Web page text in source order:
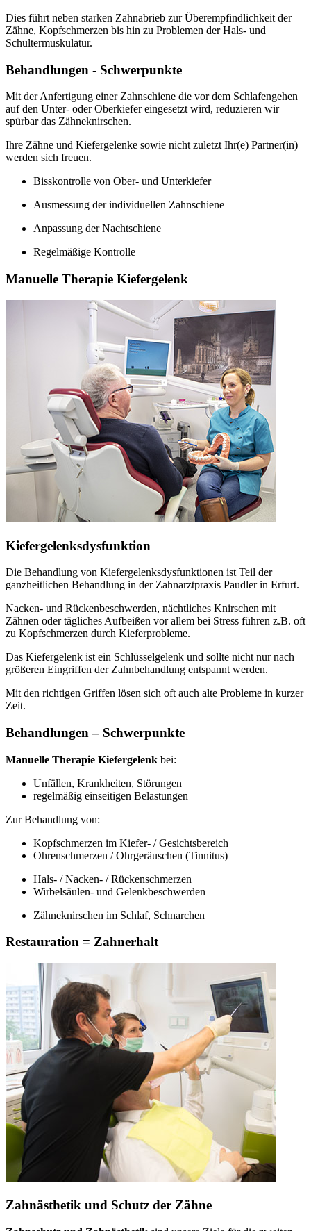
Dies führt neben starken Zahnabrieb zur Überempfindlichkeit der
Zähne, Kopfschmerzen bis hin zu Problemen der Hals- und
Schultermuskulatur.
Behandlungen - Schwerpunkte
Mit der Anfertigung einer Zahnschiene die vor dem Schlafengehen
auf den Unter- oder Oberkiefer eingesetzt wird, reduzieren wir
spürbar das Zähneknirschen.
Ihre Zähne und Kiefergelenke sowie nicht zuletzt Ihr(e) Partner(in)
werden sich freuen.
Bisskontrolle von Ober- und Unterkiefer
Ausmessung der individuellen Zahnschiene
Anpassung der Nachtschiene
Regelmäßige Kontrolle
Manuelle Therapie Kiefergelenk
Kiefergelenksdysfunktion
Die Behandlung von Kiefergelenksdysfunktionen ist Teil der
ganzheitlichen Behandlung in der Zahnarztpraxis Paudler in Erfurt.
Nacken- und Rückenbeschwerden, nächtliches Knirschen mit
Zähnen oder tägliches Aufbeißen vor allem bei Stress führen z.B. oft
zu Kopfschmerzen durch Kieferprobleme.
Das Kiefergelenk ist ein Schlüsselgelenk und sollte nicht nur nach
größeren Eingriffen der Zahnbehandlung entspannt werden.
Mit den richtigen Griffen lösen sich oft auch alte Probleme in kurzer
Zeit.
Behandlungen – Schwerpunkte
Manuelle Therapie Kiefergelenk bei:
Unfällen, Krankheiten, Störungen
regelmäßig einseitigen Belastungen
Zur Behandlung von:
Kopfschmerzen im Kiefer- / Gesichtsbereich
Ohrenschmerzen / Ohrgeräuschen (Tinnitus)
Hals- / Nacken- / Rückenschmerzen
Wirbelsäulen- und Gelenkbeschwerden
Zähneknirschen im Schlaf, Schnarchen
Restauration = Zahnerhalt
Zahnästhetik und Schutz der Zähne